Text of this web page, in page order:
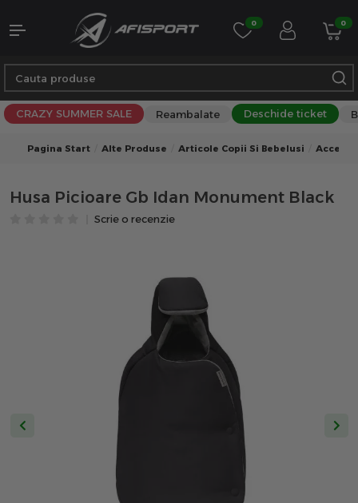
0 0
CRAZY SUMMER SALE Reambalate Deschide ticket
Pagina Start Alte Produse Articole Copii Si Bebelusi
Husa Picioare Gb Idan Monument Black
Scrie o recenzie